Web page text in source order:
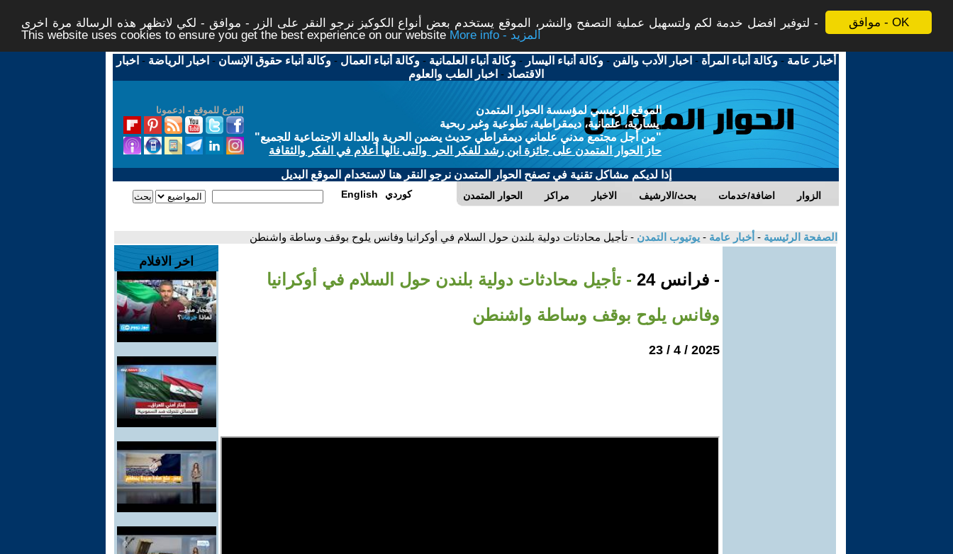
موافق - OK
لتوفير افضل خدمة لكم ولتسهيل عملية التصفح والنشر، الموقع يستخدم بعض أنواع الكوكيز نرجو النقر على الزر - موافق - لكي لاتظهر هذه الرسالة مرة اخرى -
This website uses cookies to ensure you get the best experience on our website
More info - المزيد
أخبار عامة -وكالة أنباء المرأة - اخبار الأدب والفن -وكالة أنباء اليسار -وكالة أنباء العلمانية -وكالة أنباء العمال -وكالة أنباء حقوق الإنسان - اخبار الرياضة - اخبار
الاقتصاد - اخبار الطب والعلوم
التبرع للموقع - ادعمونا
الموقع الرئيسي لمؤسسة الحوار المتمدن
يسارية، علمانية، ديمقراطية، تطوعية وغير ربحية
"من أجل مجتمع مدني علماني ديمقراطي حديث يضمن الحرية والعدالة الاجتماعية للجميع"
حاز الحوار المتمدن على جائزة ابن رشد للفكر الحر والتى نالها أعلام في الفكر والثقافة
إذا لديكم مشاكل تقنية في تصفح الحوار المتمدن نرجو النقر هنا لاستخدام الموقع البديل
الحوار المتمدن مراكز الاخبار بحث/الارشيف اضافة/خدمات الزوار English كوردي
الصفحة الرئيسية - أخبار عامة - يوتيوب التمدن - تأجيل محادثات دولية بلندن حول السلام في أوكرانيا وفانس يلوح بوقف وساطة واشنطن
- فرانس 24
- تأجيل محادثات دولية بلندن حول السلام في أوكرانيا
وفانس يلوح بوقف وساطة واشنطن
2025 / 4 / 23
اخر الافلام